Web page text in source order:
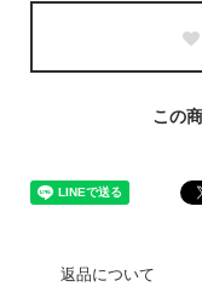
この
返品について